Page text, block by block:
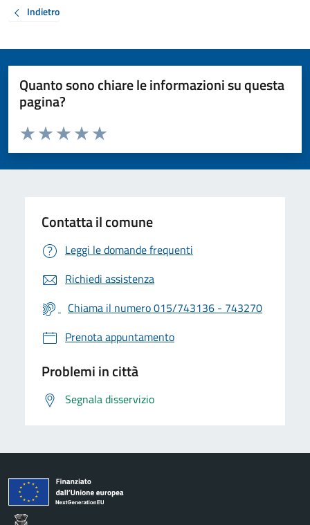
Indietro
Quanto sono chiare le informazioni su questa
pagina?
Valuta da 1 a 5 stelle la pagina
Valuta 5 stelle su 5
Valuta 4 stelle su 5
Valuta 3 stelle su 5
Valuta 2 stelle su 5
Valuta 1 stelle su 5
Contatta il comune
Leggi le domande frequenti
Richiedi assistenza
Chiama il numero 015/743136 - 743270
Prenota appuntamento
Problemi in città
Segnala disservizio